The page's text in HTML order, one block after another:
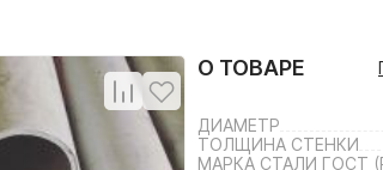
О ТОВАРЕ
ДИАМЕТР
ТОЛЩИНА СТЕНКИ
МАРКА СТАЛИ ГОСТ